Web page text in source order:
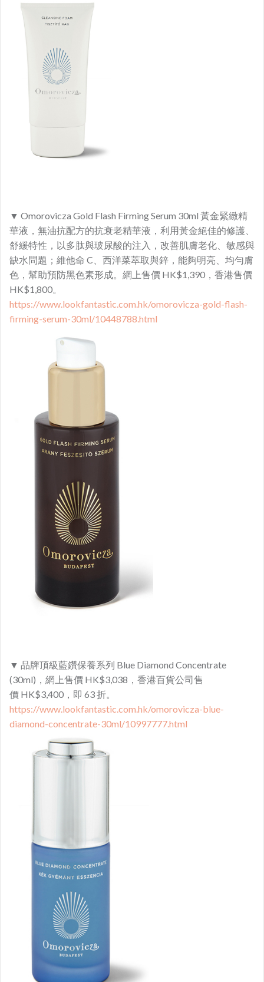
▼ Omorovicza Gold Flash Firming Serum 30ml 黃金緊緻精
華液，無油抗配方的抗衰老精華液，利用黃金絕佳的修護、
舒緩特性，以多肽與玻尿酸的注入，改善肌膚老化、敏感與
缺水問題；維他命 C、西洋菜萃取與鋅，能夠明亮、均勻膚
色，幫助預防黑色素形成。網上售價 HK$1,390，香港售價
HK$1,800。
https://www.lookfantastic.com.hk/omorovicza-gold-flash-
firming-serum-30ml/10448788.html
▼ 品牌頂級藍鑽保養系列 Blue Diamond Concentrate
(30ml)，網上售價 HK$3,038，香港百貨公司售
價 HK$3,400，即 63 折。
https://www.lookfantastic.com.hk/omorovicza-blue-
diamond-concentrate-30ml/10997777.html​